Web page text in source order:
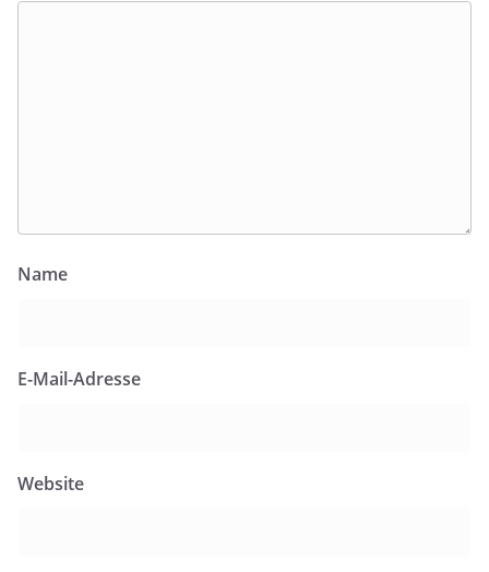
Name
E-Mail-Adresse
Website